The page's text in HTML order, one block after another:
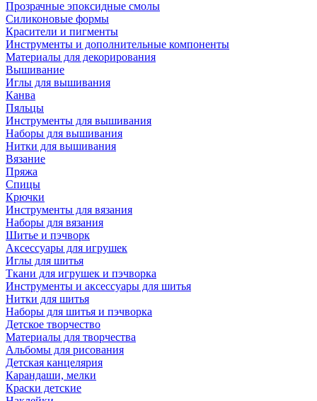
Прозрачные эпоксидные смолы
Силиконовые формы
Красители и пигменты
Инструменты и дополнительные компоненты
Материалы для декорирования
Вышивание
Иглы для вышивания
Канва
Пяльцы
Инструменты для вышивания
Наборы для вышивания
Нитки для вышивания
Вязание
Пряжа
Спицы
Крючки
Инструменты для вязания
Наборы для вязания
Шитье и пэчворк
Аксессуары для игрушек
Иглы для шитья
Ткани для игрушек и пэчворка
Инструменты и аксессуары для шитья
Нитки для шитья
Наборы для шитья и пэчворка
Детское творчество
Материалы для творчества
Альбомы для рисования
Детская канцелярия
Карандаши, мелки
Краски детские